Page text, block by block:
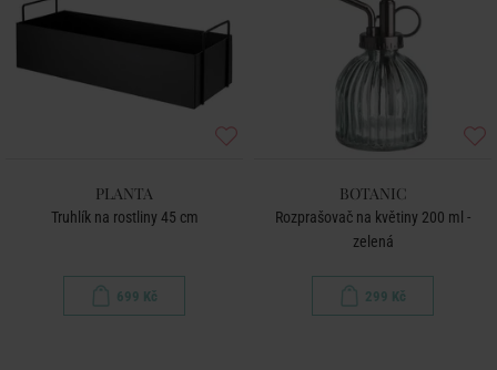
PLANTA
Truhlík na rostliny 45 cm
699 Kč
BOTANIC
Rozprašovač na květiny 200 ml -
zelená
299 Kč